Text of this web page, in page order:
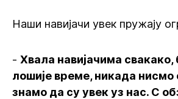
Наши навијачи увек пружају
- Хвала навијачима свакако,
лошије време, никада
знамо да су увек уз нас. С